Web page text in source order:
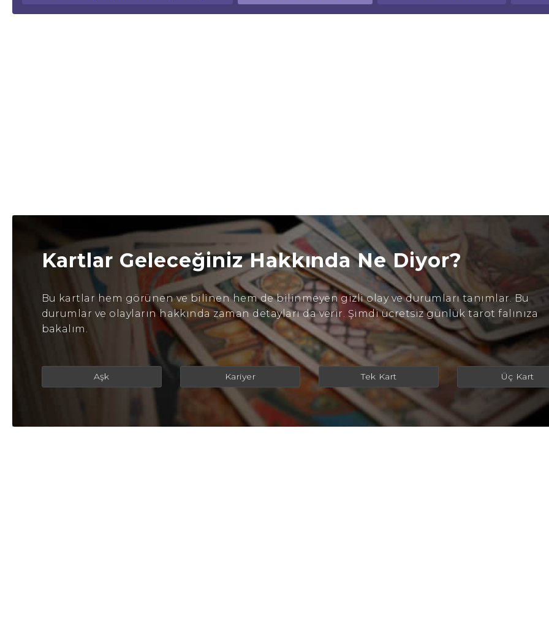
Kartlar Geleceğiniz Hakkında Ne Diyor?
Bu kartlar hem görünen ve bilinen hem de bilinmeyen gizli olay ve durumları tanımlar. Bu
durumlar ve olayların hakkında zaman detayları da verir. Şimdi ücretsiz günlük tarot falınıza
bakalım.
Aşk Kariyer Tek Kart Üç Kart